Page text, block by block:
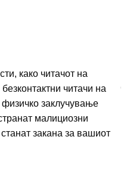
како читачот на
читачи на
физичко заклучување
малициозни
закана за вашиот